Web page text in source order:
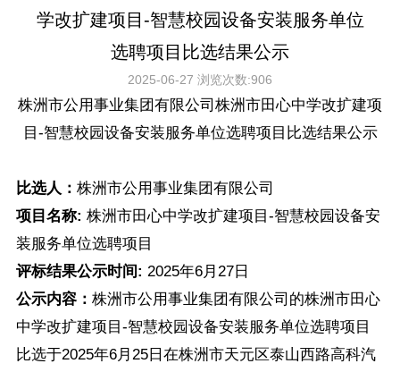
学改扩建项目-智慧校园设备安装服务单位
选聘项目比选结果公示
2025-06-27 浏览次数:906
株洲市公用事业集团有限公司株洲市田心中学改扩建项
目-智慧校园设备安装服务单位选聘项目比选结果公示
比选人： 株洲市公用事业集团有限公司
项目名称: 株洲市田心中学改扩建项目-智慧校园设备安
装服务单位选聘项目
评标结果公示时间: 2025年6月27日
公示内容： 株洲市公用事业集团有限公司的株洲市田心
中学改扩建项目-智慧校园设备安装服务单位选聘项目
比选于2025年6月25日在株洲市天元区泰山西路高科汽